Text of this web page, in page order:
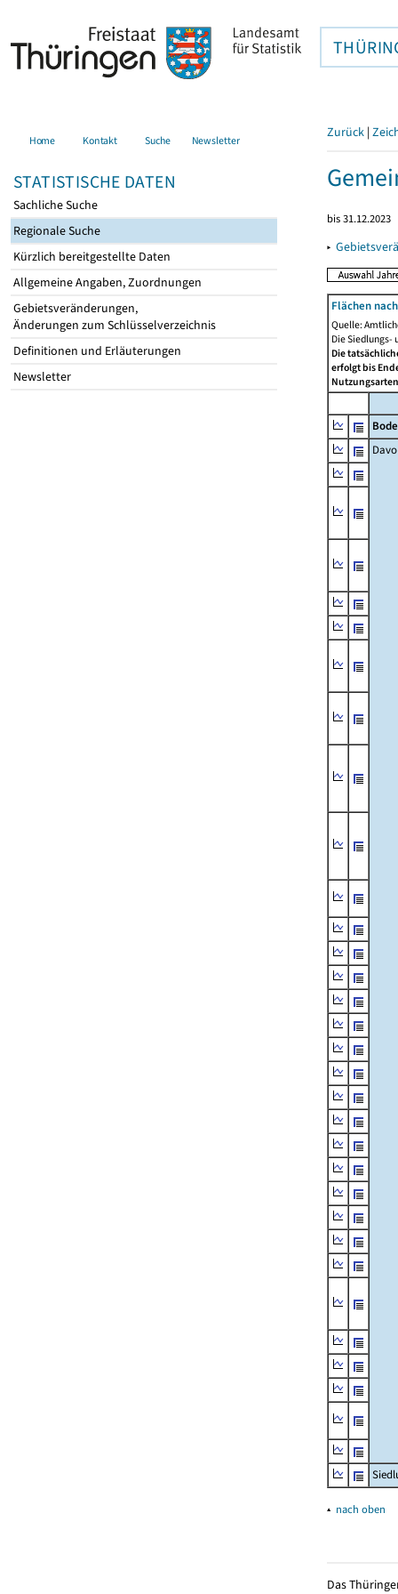
Home Kontakt Suche Newsletter
STATISTISCHE DATEN
Sachliche Suche
Regionale Suche
Kürzlich bereitgestellte Daten
Allgemeine Angaben, Zuordnungen
Gebietsveränderungen,
Änderungen zum Schlüsselverzeichnis
Definitionen und Erläuterungen
Newsletter
Zurück |
bis 31.12.2023
▸
Flächen
Quelle:
Die Siedlungs-
Die
erfolgt bis
▴ nach oben
Das